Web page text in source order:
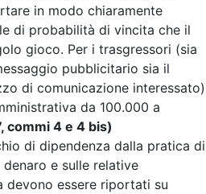
in modo chiaramente
di probabilità di vincita che il
gioco. Per i trasgressori (sia
pubblicitario sia il
di comunicazione interessato)
da 100.000 a
commi 4 e 4 bis)
di dipendenza dalla pratica di
e sulle relative
devono essere riportati su